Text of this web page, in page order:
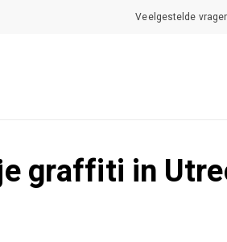
Veelgestelde
graffiti in